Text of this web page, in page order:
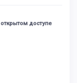
доступе